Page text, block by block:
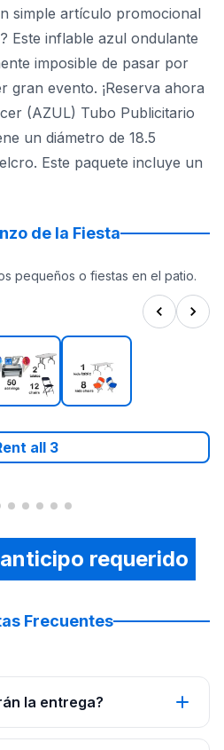
simple artículo promocional
Este inflable azul ondulante
imposible de pasar por
gran evento. ¡Reserva ahora
(AZUL) Tubo Publicitario
un diámetro de 18.5
Este paquete incluye un
de la Fiesta
pequeños o fiestas en el patio.
all 3
requerido
Frecuentes
la entrega?